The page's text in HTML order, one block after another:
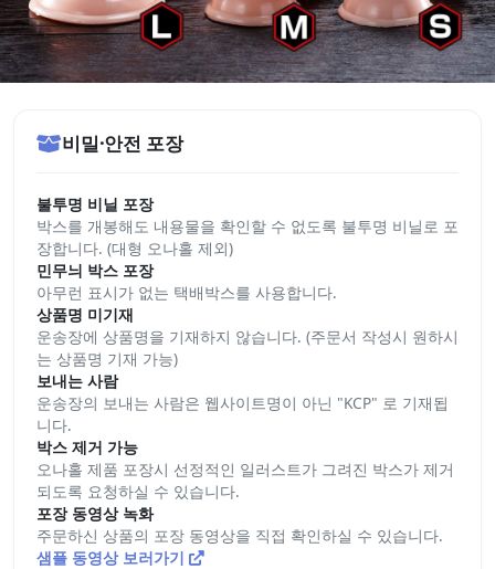
비밀·안전 포장
불투명 비닐 포장
박스를 개봉해도 내용물을 확인할 수 없도록 불투명 비닐로 포
장합니다. (대형 오나홀 제외)
민무늬 박스 포장
아무런 표시가 없는 택배박스를 사용합니다.
상품명 미기재
운송장에 상품명을 기재하지 않습니다. (주문서 작성시 원하시
는 상품명 기재 가능)
보내는 사람
운송장의 보내는 사람은 웹사이트명이 아닌 "KCP" 로 기재됩
니다.
박스 제거 가능
오나홀 제품 포장시 선정적인 일러스트가 그려진 박스가 제거
되도록 요청하실 수 있습니다.
포장 동영상 녹화
주문하신 상품의 포장 동영상을 직접 확인하실 수 있습니다.
샘플 동영상 보러가기